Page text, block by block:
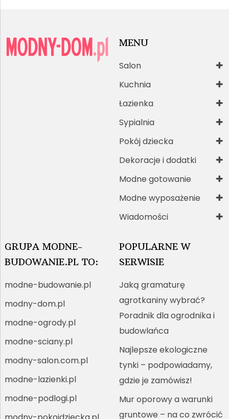
MENU
Salon
Kuchnia
Łazienka
Sypialnia
Pokój dziecka
Dekoracje i dodatki
Modne gotowanie
Modne wyposażenie
Wiadomości
GRUPA MODNE-
BUDOWANIE.PL TO:
modne-budowanie.pl
modny-dom.pl
modne-ogrody.pl
modne-sciany.pl
modny-salon.com.pl
modne-lazienki.pl
modne-podlogi.pl
POPULARNE W
SERWISIE
Jaką gramaturę
agrotkaniny wybrać?
Poradnik dla ogrodnika i
budowlańca
Najlepsze ekologiczne
tynki – podpowiadamy,
gdzie je zamówisz!
Mur oporowy a warunki
gruntowe – na co zwrócić